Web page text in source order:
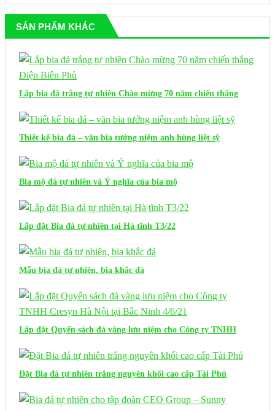
SẢN PHẨM KHÁC
Lắp bia đá trắng tự nhiên Chào mừng 70 năm chiến thắng
Thiết kế bia đá – văn bia tưởng niệm anh hùng liệt sỹ
Bia mộ đá tự nhiên và Ý nghĩa của bia mộ
Lắp đặt Bia đá tự nhiên tại Hà tĩnh T3/22
Mẫu bia đá tự nhiên, bia khắc đá
Lắp đặt Quyển sách đá vàng lưu niệm cho Công ty TNHH
Đặt Bia đá tự nhiên trắng nguyên khối cao cấp Tài Phú